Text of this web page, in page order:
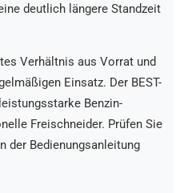
deutlich längere Standzeit
Verhältnis aus Vorrat und
Einsatz. Der BEST-
Benzin-
Freischneider. Prüfen Sie
der Bedienungsanleitung